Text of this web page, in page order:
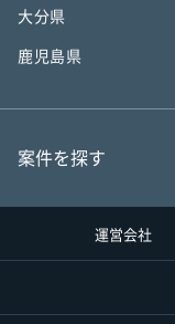
大分県
鹿児島県
案件を探す
運営会社